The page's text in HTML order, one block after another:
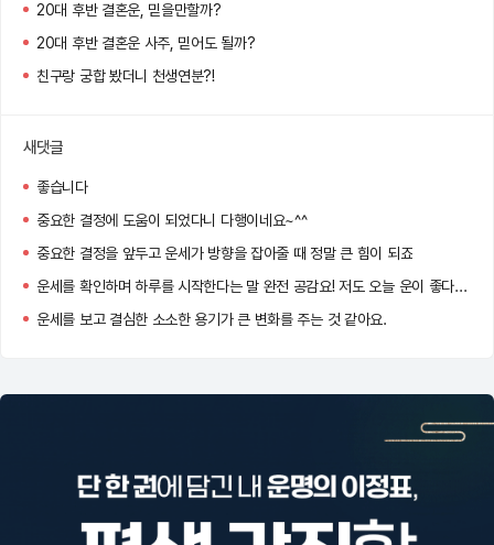
20대 후반 결혼운, 믿을만할까?
20대 후반 결혼운 사주, 믿어도 될까?
친구랑 궁합 봤더니 천생연분?!
새댓글
좋습니다
중요한 결정에 도움이 되었다니 다행이네요~^^
중요한 결정을 앞두고 운세가 방향을 잡아줄 때 정말 큰 힘이 되죠
운세를 확인하며 하루를 시작한다는 말 완전 공감요! 저도 오늘 운이 좋다는 말에 왠지 더 자신감이 생기네용 ㅋㅋㅋ
운세를 보고 결심한 소소한 용기가 큰 변화를 주는 것 같아요.